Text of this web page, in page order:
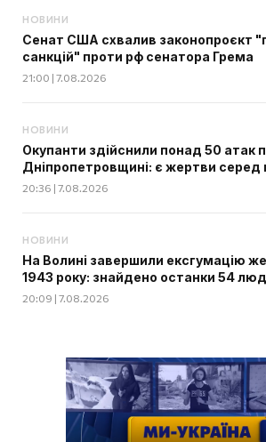
НОВИНИ
Сенат США схвалив законопроєкт
санкцій" проти рф сенатора Грема
21:00 | 7.08.2026
НОВИНИ
Окупанти здійснили понад 50 атак
Дніпропетровщині: є жертви серед
20:36 | 7.08.2026
НОВИНИ
На Волині завершили ексгумацію
1943 року: знайдено останки 54
20:09 | 7.08.2026